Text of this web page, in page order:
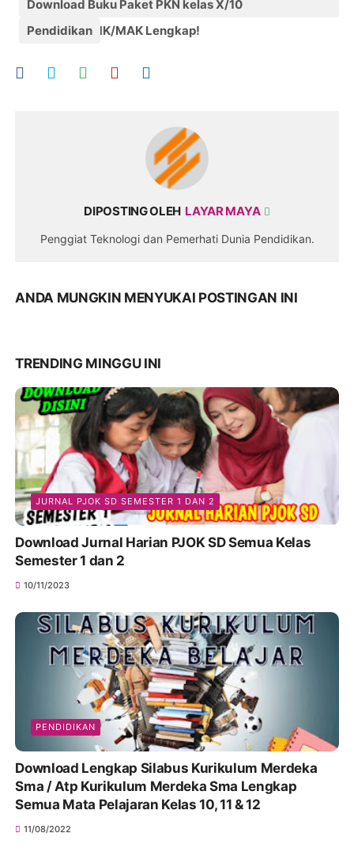
Download Buku Paket PKN kelas X/10
SMA/MA/SMK/MAK Lengkap!
Pendidikan
DIPOSTING OLEH LAYAR MAYA
Penggiat Teknologi dan Pemerhati Dunia Pendidikan.
ANDA MUNGKIN MENYUKAI POSTINGAN INI
TRENDING MINGGU INI
JURNAL PJOK SD SEMESTER 1 DAN 2
Download Jurnal Harian PJOK SD Semua Kelas
Semester 1 dan 2
10/11/2023
PENDIDIKAN
Download Lengkap Silabus Kurikulum Merdeka
Sma / Atp Kurikulum Merdeka Sma Lengkap
Semua Mata Pelajaran Kelas 10, 11 & 12
11/08/2022